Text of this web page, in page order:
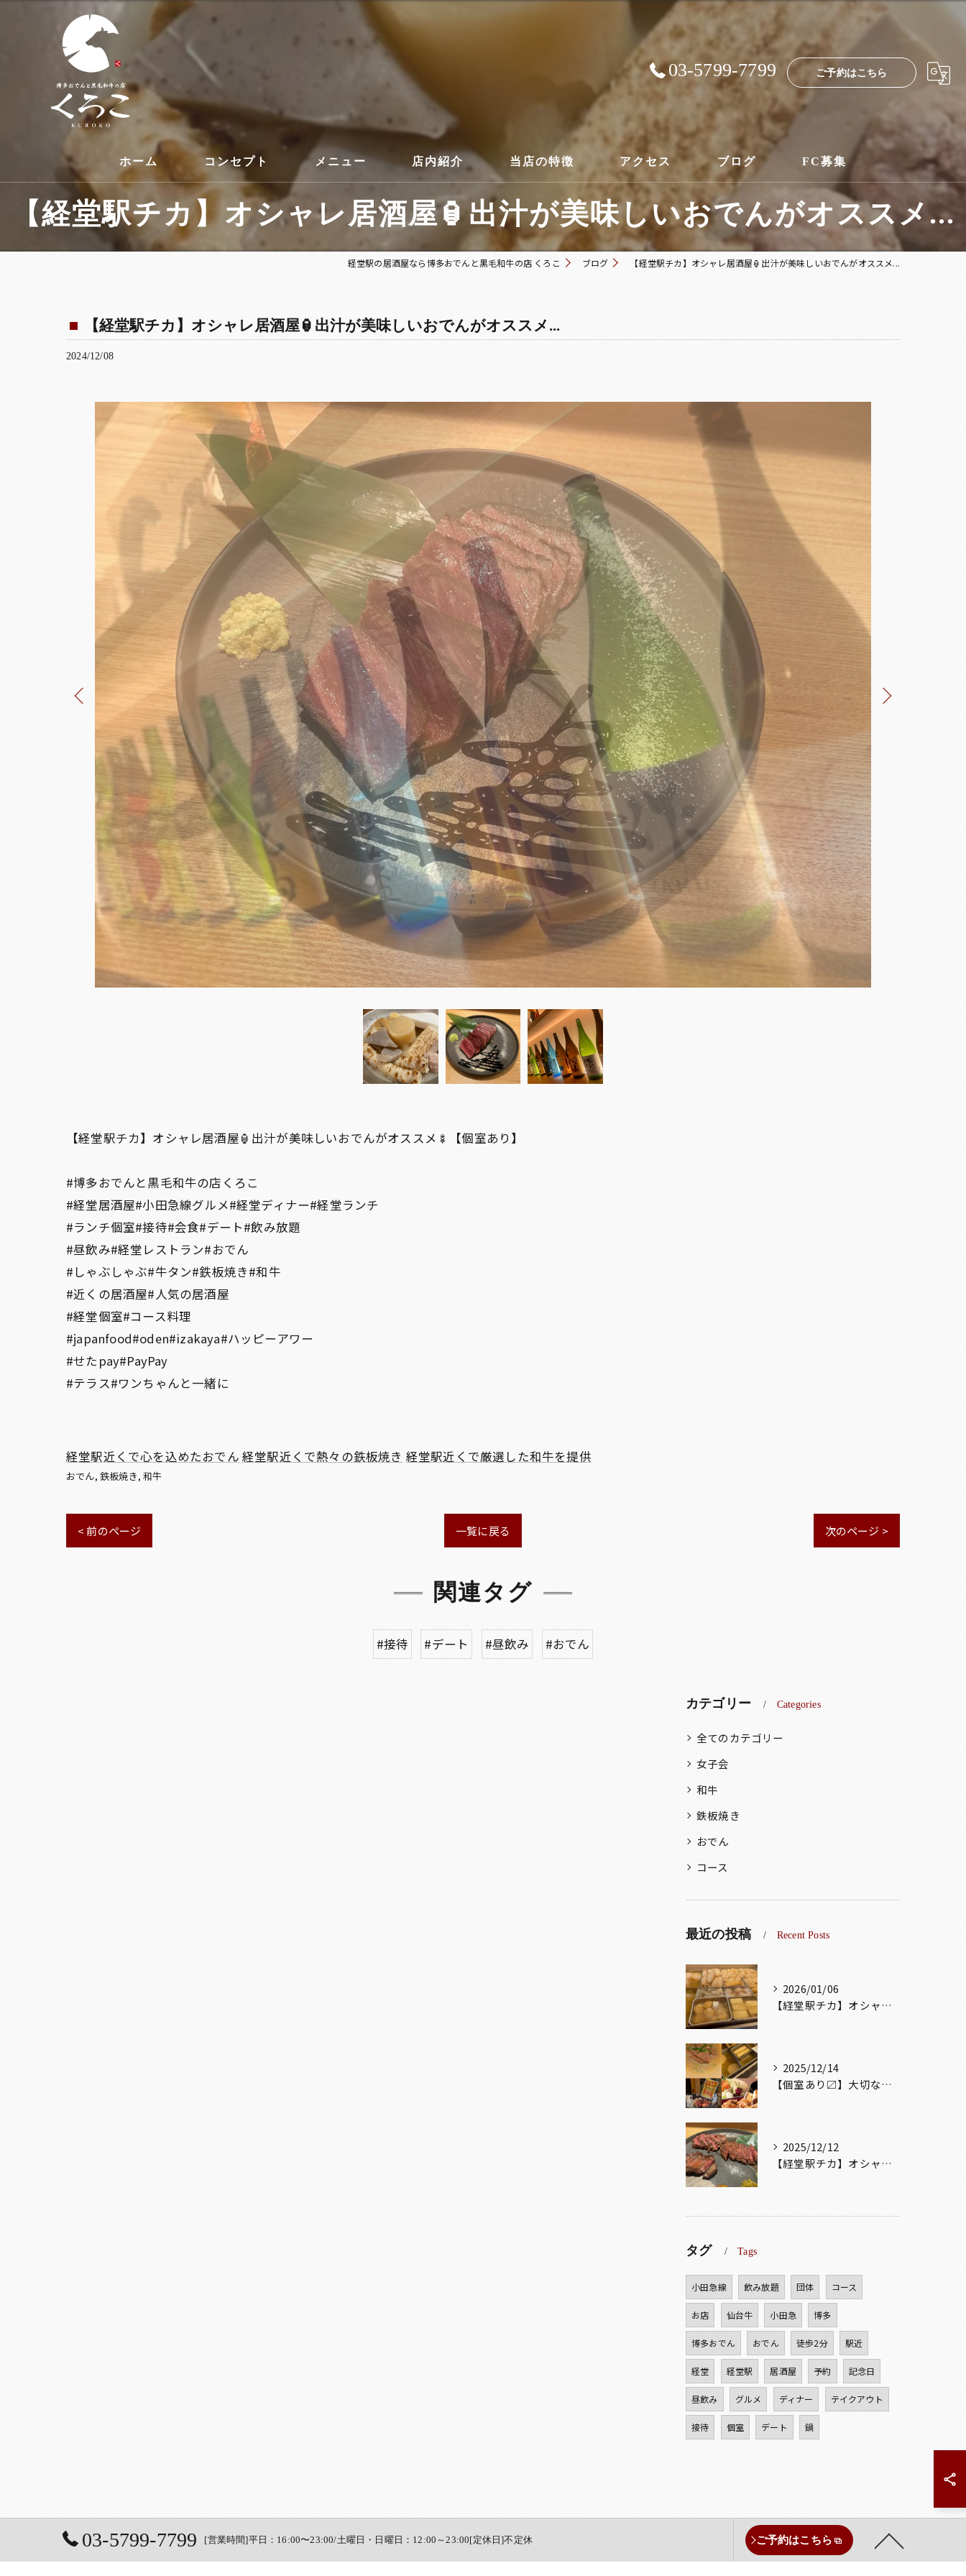
03-5799-7799 ご予約はこちら
ホーム コンセプト メニュー 店内紹介 当店の特徴
コース
アクセス ブログ FC募集
【経堂駅チカ】オシャレ居酒屋🏮出汁が美味しいおでんがオススメ...
経堂駅の居酒屋なら博多おでんと黒毛和牛の店 くろこ ブログ 【経堂駅チカ】オシャレ居酒屋🏮出汁が美味しいおでんがオススメ...
【経堂駅チカ】オシャレ居酒屋🏮出汁が美味しいおでんがオススメ...
2024/12/08
【経堂駅チカ】オシャレ居酒屋🏮出汁が美味しいおでんがオススメ🍢【個室あり】
#博多おでんと黒毛和牛の店くろこ
#経堂居酒屋#小田急線グルメ#経堂ディナー#経堂ランチ
#ランチ個室#接待#会食#デート#飲み放題
#昼飲み#経堂レストラン#おでん
#しゃぶしゃぶ#牛タン#鉄板焼き#和牛
#近くの居酒屋#人気の居酒屋
#経堂個室#コース料理
#japanfood#oden#izakaya#ハッピーアワー
#せたpay#PayPay
#テラス#ワンちゃんと一緒に
経堂駅近くで心を込めたおでん 経堂駅近くで熱々の鉄板焼き 経堂駅近くで厳選した和牛を提供
おでん 鉄板焼き 和牛
< 前のページ 一覧に戻る 次のページ >
関連タグ
#接待 #デート #昼飲み #おでん
カテゴリー Categories
全てのカテゴリー
女子会
和牛
鉄板焼き
おでん
コース
最近の投稿 Recent Posts
2026/01/06
【経堂駅チカ】オシャレ居酒屋🏮出汁が美味しいおでんがオススメ...
2025/12/14
【個室あり〼】大切な記念日、お祝い事でのご来店ぜひお待ちして...
2025/12/12
【経堂駅チカ】オシャレ居酒屋🏮自慢のお肉が楽しめる🐃お得なコ...
タグ Tags
小田急線 飲み放題 団体 コース
お店 仙台牛 小田急 博多
博多おでん おでん 徒歩2分 駅近
経堂 経堂駅 居酒屋 予約 記念日
昼飲み グルメ ディナー テイクアウト
接待 個室 デート 鍋
03-5799-7799 [営業時間]平日：16:00〜23:00/土曜日・日曜日：12:00～23:00[定休日]不定休 ご予約はこちら